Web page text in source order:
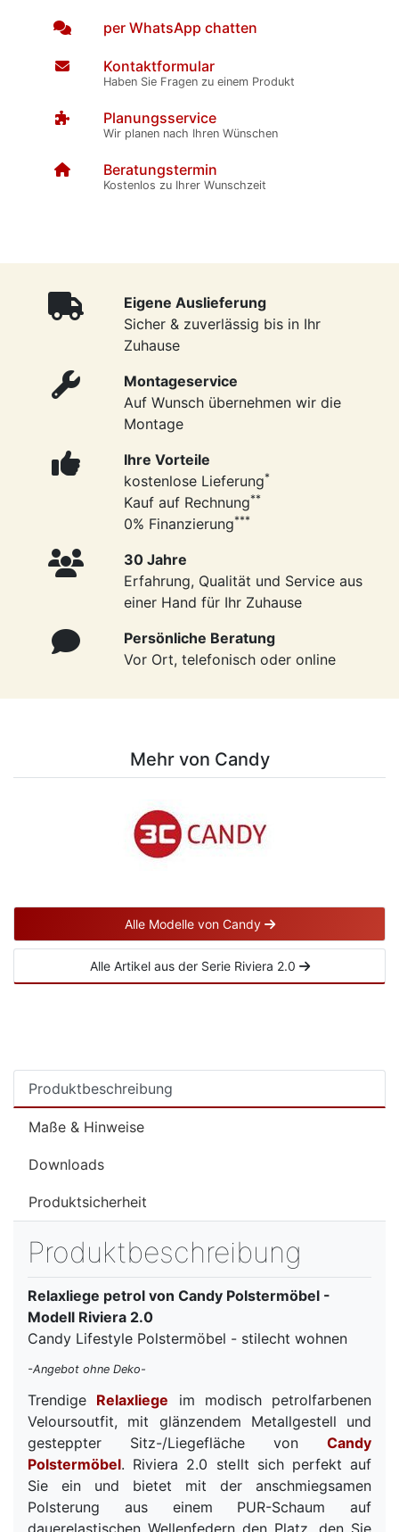
per WhatsApp chatten
Kontaktformular
Haben Sie Fragen zu einem Produkt
Planungsservice
Wir planen nach Ihren Wünschen
Beratungstermin
Kostenlos zu Ihrer Wunschzeit
Eigene Auslieferung
Sicher & zuverlässig bis in Ihr
Zuhause
Montageservice
Auf Wunsch übernehmen wir die
Montage
Ihre Vorteile
kostenlose Lieferung*
Kauf auf Rechnung**
0% Finanzierung***
30 Jahre
Erfahrung, Qualität und Service aus
einer Hand für Ihr Zuhause
Persönliche Beratung
Vor Ort, telefonisch oder online
Mehr von Candy
Alle Modelle von Candy
Alle Artikel aus der Serie Riviera 2.0
Produktbeschreibung
Maße & Hinweise
Downloads
Produktsicherheit
Produktbeschreibung
Relaxliege petrol von Candy Polstermöbel -
Modell Riviera 2.0
Candy Lifestyle Polstermöbel - stilecht wohnen
-Angebot ohne Deko-
Trendige Relaxliege im modisch petrolfarbenen
Veloursoutfit, mit glänzendem Metallgestell und
gesteppter Sitz-/Liegefläche von Candy
Polstermöbel. Riviera 2.0 stellt sich perfekt auf
Sie ein und bietet mit der anschmiegsamen
Polsterung aus einem PUR-Schaum auf
dauerelastischen Wellenfedern den Platz, den Sie